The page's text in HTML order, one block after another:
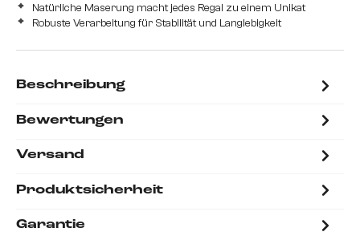
Natürliche Maserung macht jedes Regal zu einem Unikat
Robuste Verarbeitung für Stabilität und Langlebigkeit
Beschreibung
Bewertungen
Versand
Produktsicherheit
Garantie